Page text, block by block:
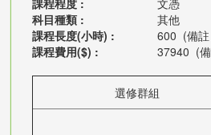
課程程度 :
文憑
科目種類 :
其他
課程長度(小時) :
600 (備
課程費用($) :
37940 (
選修群組